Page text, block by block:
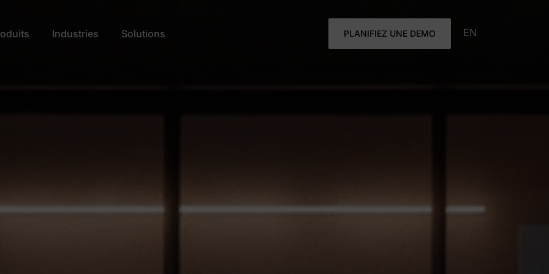
Industries Solutions EN
PLANIFIEZ UNE DEMO